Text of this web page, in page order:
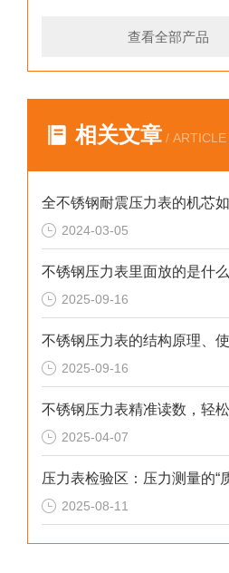
查看全部产品
相关文章 / ARTICLE
2024-03-05
不锈钢压力表里面放的是什么
2025-09-16
2025-09-16
2025-04-07
2025-08-11